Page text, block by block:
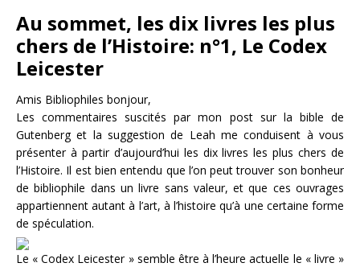
Au sommet, les dix livres les plus
chers de l’Histoire: n°1, Le Codex
Leicester
Amis Bibliophiles bonjour,
Les commentaires suscités par mon post sur la bible de
Gutenberg et la suggestion de Leah me conduisent à vous
présenter à partir d’aujourd’hui les dix livres les plus chers de
l’Histoire. Il est bien entendu que l’on peut trouver son bonheur
de bibliophile dans un livre sans valeur, et que ces ouvrages
appartiennent autant à l’art, à l’histoire qu’à une certaine forme
de spéculation.
Le « Codex Leicester » semble être à l’heure actuelle le « livre »